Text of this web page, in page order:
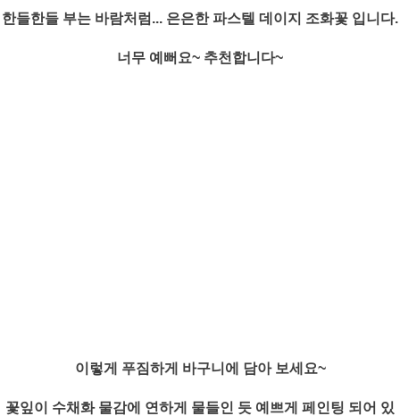
한들한들 부는 바람처럼... 은은한 파스텔 데이지 조화꽃 입니다.
너무 예뻐요~ 추천합니다~
이렇게 푸짐하게 바구니에 담아 보세요~
꽃잎이 수채화 물감에 연하게 물들인 듯 예쁘게 페인팅 되어 있